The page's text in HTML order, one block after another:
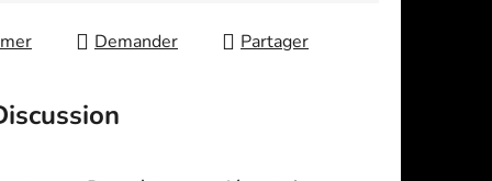
Demander Partager